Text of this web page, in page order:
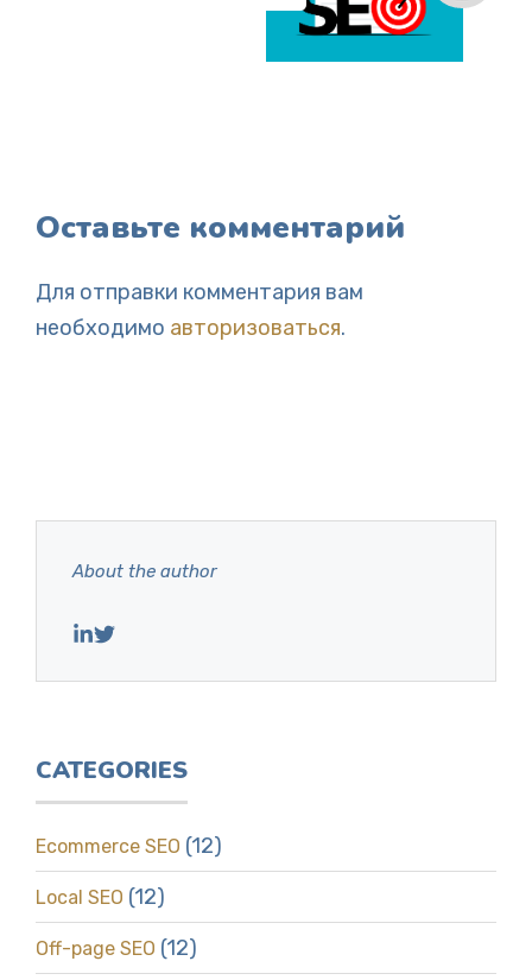
Оставьте комментарий
Для отправки комментария вам
необходимо авторизоваться.
About the author
CATEGORIES
Ecommerce SEO (12)
Local SEO (12)
Off-page SEO (12)